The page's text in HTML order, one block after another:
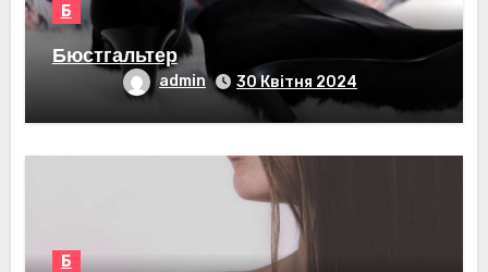
Б
Бюстгальтер
admin 30 Квітня 2024
Б